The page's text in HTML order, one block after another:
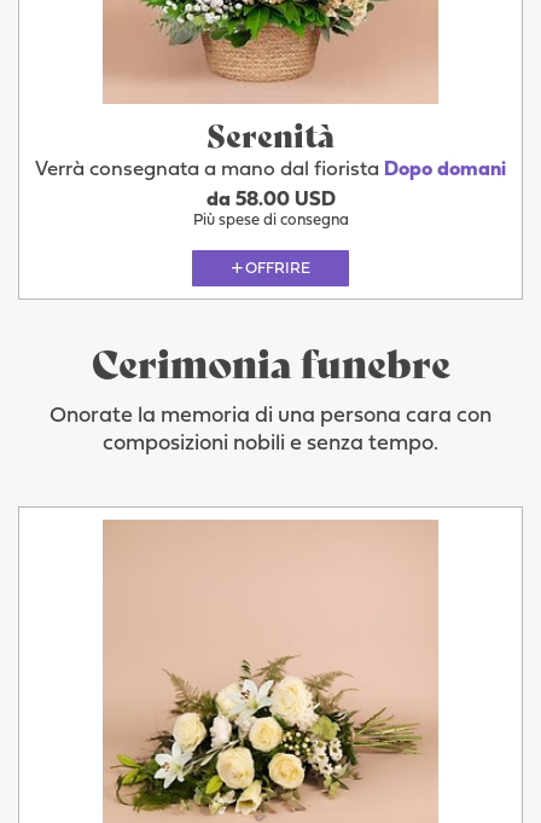
Serenità
Verrà consegnata a mano dal fiorista Dopo domani
da 58.00 USD
Più spese di consegna
OFFRIRE
Cerimonia funebre
Onorate la memoria di una persona cara con
composizioni nobili e senza tempo.